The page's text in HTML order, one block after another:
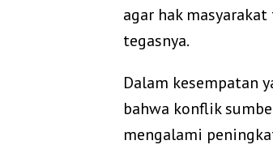
agar hak
tegasnya.
Dalam kesempatan
bahwa konflik
mengalami